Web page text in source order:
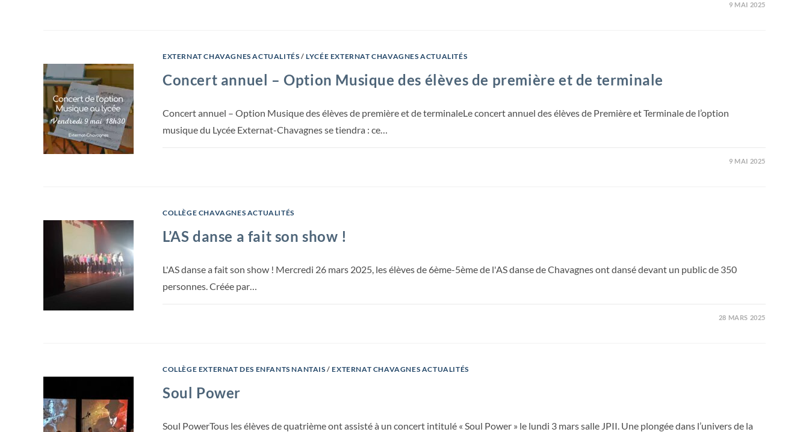
9 MAI 2025
EXTERNAT CHAVAGNES ACTUALITÉS /LYCÉE EXTERNAT CHAVAGNES ACTUALITÉS
Concert annuel – Option Musique des élèves de première et de terminale
Concert annuel – Option Musique des élèves de première et de terminaleLe concert annuel des élèves de Première et Terminale de l’option
musique du Lycée Externat-Chavagnes se tiendra : ce…
9 MAI 2025
COLLÈGE CHAVAGNES ACTUALITÉS
L’AS danse a fait son show !
L'AS danse a fait son show ! Mercredi 26 mars 2025, les élèves de 6ème-5ème de l'AS danse de Chavagnes ont dansé devant un public de 350
personnes. Créée par…
28 MARS 2025
COLLÈGE EXTERNAT DES ENFANTS NANTAIS /EXTERNAT CHAVAGNES ACTUALITÉS
Soul Power
Soul PowerTous les élèves de quatrième ont assisté à un concert intitulé « Soul Power » le lundi 3 mars salle JPII. Une plongée dans l’univers de la